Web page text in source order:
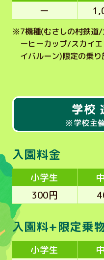
ー
※7機種(むさしの村鉄道
ーヒーカップ/スカイ
イバルーン)限定の乗り
学校
※学校主
入園料金
小学生
300円
入園料+限定乗
小学生